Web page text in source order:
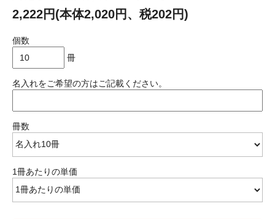
2,222円(本体2,020円、税202円)
個数
冊
名入れをご希望の方はご記載ください。
冊数
1冊あたりの単価